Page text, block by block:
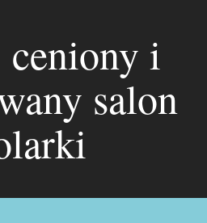
ceniony i
salon